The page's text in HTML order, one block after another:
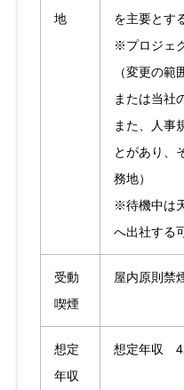
地
を主要とす
※プロジェ
（変更の
または当社
また、人事
とがあり、
務地）
※待機中は
へ出社する
受動
喫煙
屋内原則禁
想定
年収
想定年収